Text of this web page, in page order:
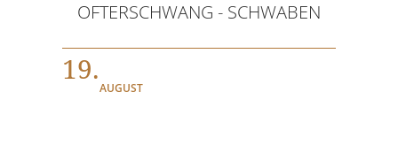
OFTERSCHWANG - SCHWABEN
19.
AUGUST